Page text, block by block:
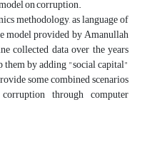
on corruption.
methodology, as language of
model provided by Amanullah
collected data over the years
by adding "social capital"
some combined scenarios
through computer